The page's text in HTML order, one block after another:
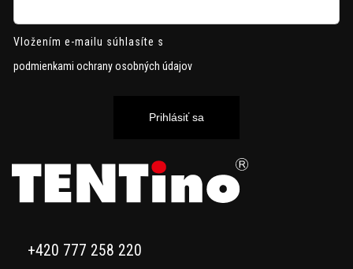
Vložením e-mailu súhlasíte s
podmienkami ochrany osobných údajov
Prihlásiť sa
+420 777 258 220